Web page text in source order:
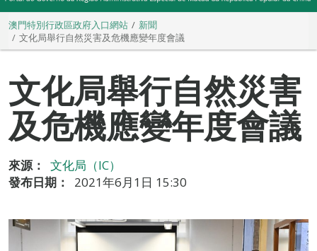
澳門特別行政區政府入口網站
新聞
文化局舉行自然災害及危機應變年度會議
文化局舉行自然災害
及危機應變年度會議
來源：
文化局（IC）
發布日期：
2021年6月1日 15:30